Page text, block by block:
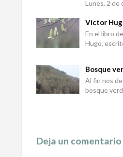
Lunes, 2 de
Víctor
En el libro
Hugo,
Bosque
Al fin nos
bosque
Deja un comentario